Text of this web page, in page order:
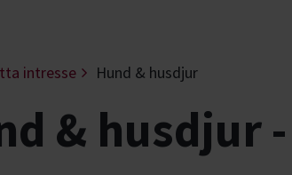
intresse Hund & husdjur
& husdjur